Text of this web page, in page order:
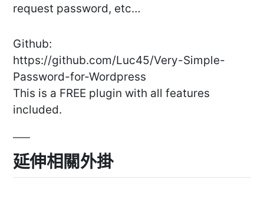
request password, etc…
Github:
https://github.com/Luc45/Very-Simple-
Password-for-Wordpress
This is a FREE plugin with all features
included.
延伸相關外掛